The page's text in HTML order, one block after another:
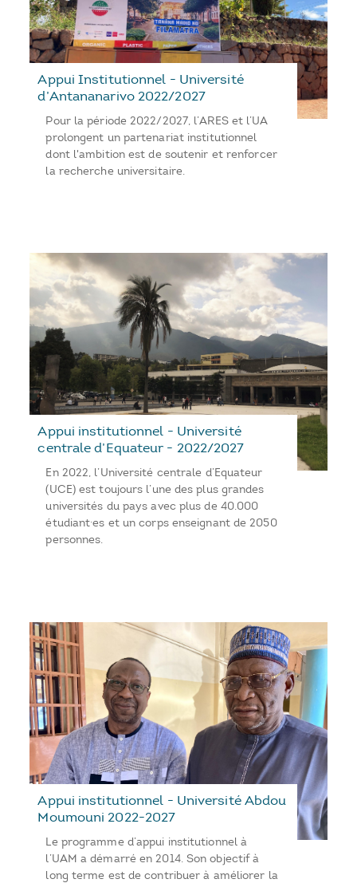
Appui Institutionnel - Université
d’Antananarivo 2022/2027
Pour la période 2022/2027, l’ARES et l’UA
prolongent un partenariat institutionnel
dont l'ambition est de soutenir et renforcer
la recherche universitaire.
Appui institutionnel - Université
centrale d’Equateur - 2022/2027
En 2022, l’Université centrale d’Equateur
(UCE) est toujours l’une des plus grandes
universités du pays avec plus de 40.000
étudiant·es et un corps enseignant de 2050
personnes.
Appui institutionnel - Université Abdou
Moumouni 2022-2027
Le programme d’appui institutionnel à
l’UAM a démarré en 2014. Son objectif à
long terme est de contribuer à améliorer la